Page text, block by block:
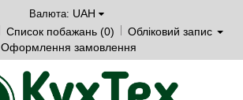
Валюта: UAH
Список побажань (0)
Обліковий запис
Оформлення замовлення